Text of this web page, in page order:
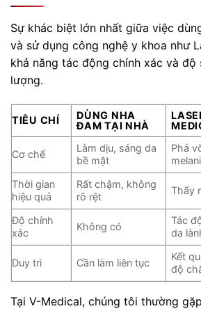
Sự khác biệt lớn nhất giữa việc
và sử dụng công nghệ y khoa như
khả năng tác động chính xác và độ
lượng.
TIÊU CHÍ
DÙNG NHA
ĐAM TẠI NHÀ
Cơ chế
Làm dịu, sáng da
bề mặt
Phá
Thời gian
hiệu quả
Rất chậm, không
rõ rệt
Thấy
Độ chính
xác
Không có
Tác
da
Duy trì Cần làm liên tục
Kết
độ
Tại V-Medical, chúng tôi thường